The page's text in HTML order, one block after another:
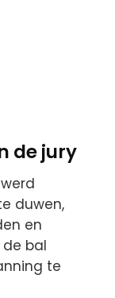
de jury
duwen,
en
de bal
te